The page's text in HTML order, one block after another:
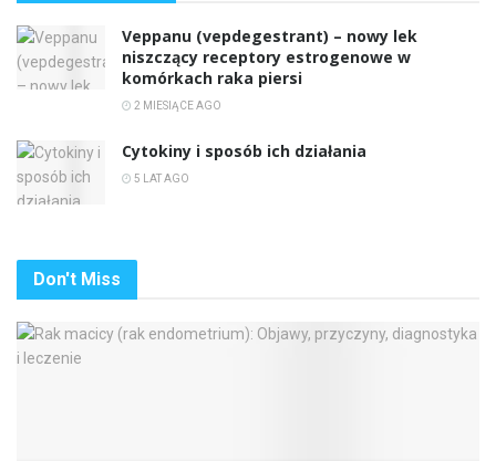
Veppanu (vepdegestrant) – nowy lek
niszczący receptory estrogenowe w
komórkach raka piersi
2 MIESIĄCE AGO
Cytokiny i sposób ich działania
5 LAT AGO
Don't Miss